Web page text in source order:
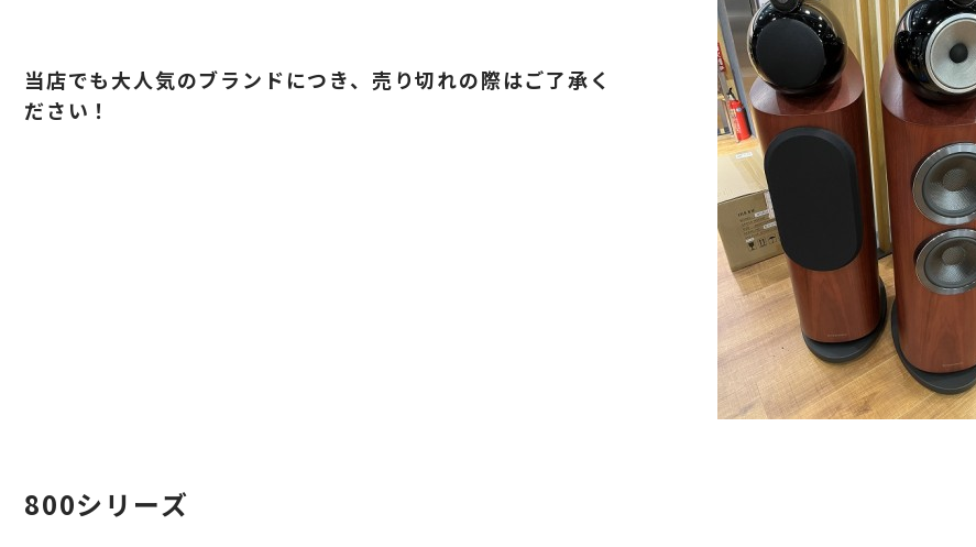
当店でも大人気のブランドにつき、売り切れの際はご了承く
ださい！
800シリーズ